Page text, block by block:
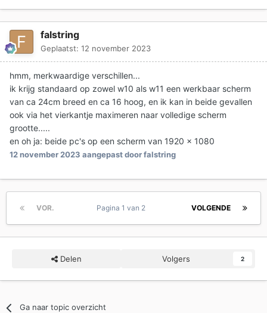
falstring
Geplaatst: 12 november 2023
hmm, merkwaardige verschillen...
ik krijg standaard op zowel w10 als w11 een werkbaar scherm
van ca 24cm breed en ca 16 hoog, en ik kan in beide gevallen
ook via het vierkantje maximeren naar volledige scherm
grootte.....
en oh ja: beide pc's op een scherm van 1920 x 1080
12 november 2023 aangepast door falstring
VOR. VOLGENDE
Pagina 1 van 2
Delen Volgers 2
Ga naar topic overzicht